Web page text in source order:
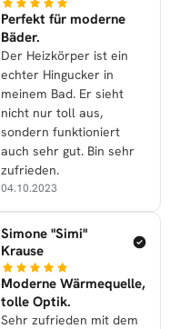
Perfekt für moderne
Bäder.
Der Heizkörper ist ein
echter Hingucker in
meinem Bad. Er sieht
nicht nur toll aus,
sondern funktioniert
auch sehr gut. Bin sehr
zufrieden.
04.10.2023
Simone "Simi"
Krause
Moderne Wärmequelle,
tolle Optik.
Sehr zufrieden mit dem